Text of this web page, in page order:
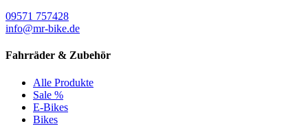
09571 757428
info@mr-bike.de
Fahrräder & Zubehör
Alle Produkte
Sale %
E-Bikes
Bikes